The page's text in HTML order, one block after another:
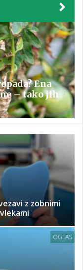
Ena
– tako jih
z zobnimi
OGLAS